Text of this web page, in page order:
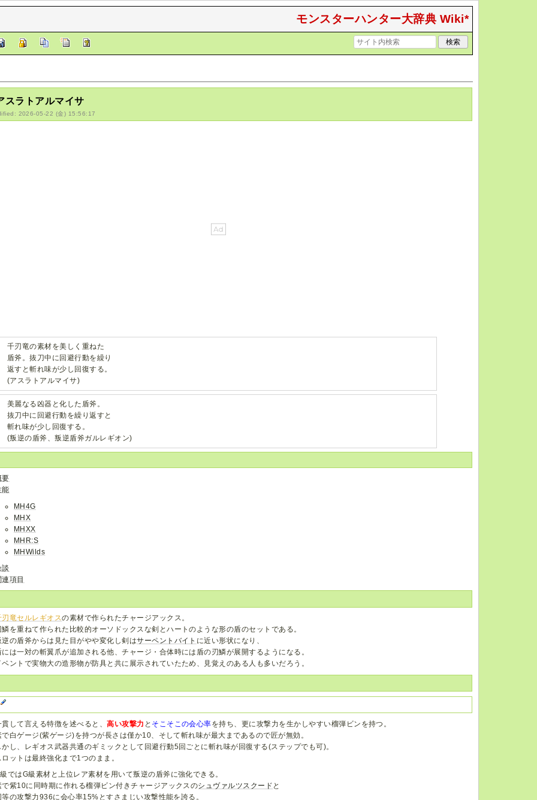
モンスターハンター大辞典 Wiki*
スラトアルマイサ
2026-05-22 (金) 15:56:17
千刃竜の素材を美しく重ねた
盾斧。抜刀中に回避行動を繰り
返すと斬れ味が少し回復する。
(アスラトアルマイサ)
美麗なる凶器と化した盾斧。
抜刀中に回避行動を繰り返すと
斬れ味が少し回復する。
(叛逆の盾斧、叛逆盾斧ガルレギオン)
要
能
MH4G
MHX
MHXX
MHR:S
MHWilds
談
連項目
刃竜セルレギオスの素材で作られたチャージアックス。
鱗を重ねて作られた比較的オーソドックスな剣とハートのような形の盾のセットである。
逆の盾斧からは見た目がやや変化し剣はサーペントバイト に近い形状になり、
には一対の斬翼爪が追加される他、チャージ・合体時には盾の刃鱗が展開するようになる。
ベントで実物大の造形物が防具と共に展示されていたため、見覚えのある人も多いだろう。
貫して言える特徴を述べると、高い攻撃力 と そこそこの会心率を持ち、更に攻撃力を生かしやすい榴弾ビンを持つ。
で白ゲージ(紫ゲージ)を持つが長さは僅か10、そして斬れ味が最大まであるので匠が無効。
かし、レギオス武器共通のギミックとして回避行動5回ごとに斬れ味が回復する(ステップでも可)。
ロットは最終強化まで1つのまま。
ではG級素材と上位レア素材を用いて叛逆の盾斧に強化できる。
で紫10に同時期に作れる榴弾ビン付きチャージアックスのシュヴァルツスクード と
等の攻撃力936に会心率15%とすさまじい攻撃性能を誇る。